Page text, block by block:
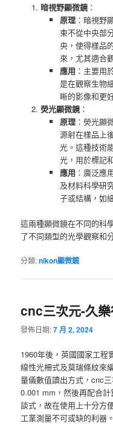
暗視野顯微鏡：
原理 ：暗視野
束不從中央部
央，使得樣品
來，尤其適合
應用 ：主要用
是在觀察生物
晰的影像和更
熒光顯微鏡：
原理 ：熒光顯
源射在樣品上
光。這種技術
光，用於標記
應用 ：廣泛應
及材料科學研
子或結構，如
這兩種顯微鏡在不同的科
了不同類型的光學觀察和
分類:nikon顯微鏡
cnc三次元-久
發佈日期:7 月 2, 2024
1960年後，英國國家工程
線性光柵式及莫瑞條紋來
量儀數值讀出方式，cnc
0.001 mm，然後再配合
談式，故在使用上十分方
工業測量不可或缺的利器。